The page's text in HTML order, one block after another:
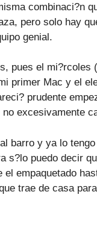
combinaci?n
pero solo hay
genial.
pues el mi?rcoles
primer Mac y el
prudente
excesivamente
barro y ya lo
s?lo puedo decir
el empaquetado
trae de casa